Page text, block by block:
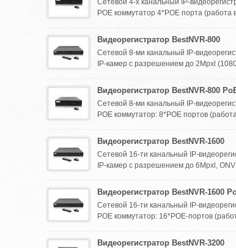
Сетевой 4-х канальный IP-
POE коммутатор 4*POE порта
Видеорегистратор BestNVR-800
Сетевой 8-ми канальный IP-
IP-камер с разрешением до 2Mpxl
Видеорегистратор BestNVR-800
Сетевой 8-ми канальный IP-
POE коммутатор: 8*POE портов
Видеорегистратор BestNVR-1600
Сетевой 16-ти канальный IP-
IP-камер с разрешением до 6Mpxl,
Видеорегистратор BestNVR-1600
Сетевой 16-ти канальный IP-
POE коммутатор: 16*POE-портов
Видеорегистратор BestNVR-3200